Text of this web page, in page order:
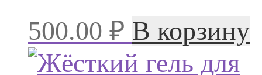
500.00 ₽ В корзину